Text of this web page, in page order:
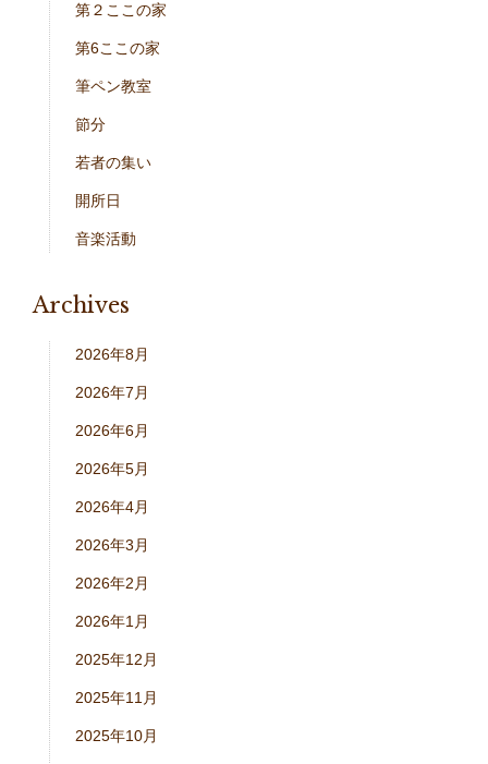
第２ここの家
第6ここの家
筆ペン教室
節分
若者の集い
開所日
音楽活動
Archives
2026年8月
2026年7月
2026年6月
2026年5月
2026年4月
2026年3月
2026年2月
2026年1月
2025年12月
2025年11月
2025年10月